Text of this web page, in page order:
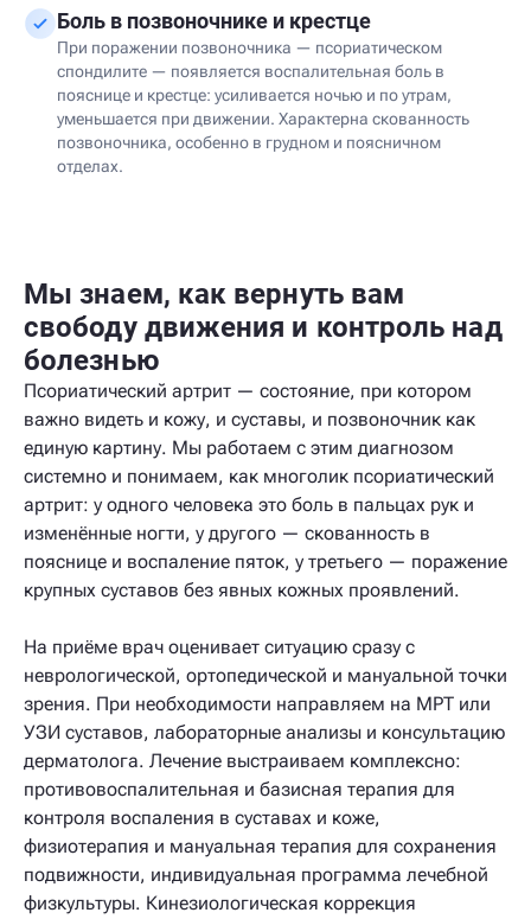
Боль в позвоночнике и крестце
При поражении позвоночника — псориатическом
спондилите — появляется воспалительная боль в
пояснице и крестце: усиливается ночью и по утрам,
уменьшается при движении. Характерна скованность
позвоночника, особенно в грудном и поясничном
отделах.
Мы знаем, как вернуть вам
свободу движения и контроль над
болезнью
Псориатический артрит — состояние, при котором
важно видеть и кожу, и суставы, и позвоночник как
единую картину. Мы работаем с этим диагнозом
системно и понимаем, как многолик псориатический
артрит: у одного человека это боль в пальцах рук и
изменённые ногти, у другого — скованность в
пояснице и воспаление пяток, у третьего — поражение
крупных суставов без явных кожных проявлений.
На приёме врач оценивает ситуацию сразу с
неврологической, ортопедической и мануальной точки
зрения. При необходимости направляем на МРТ или
УЗИ суставов, лабораторные анализы и консультацию
дерматолога. Лечение выстраиваем комплексно:
противовоспалительная и базисная терапия для
контроля воспаления в суставах и коже,
физиотерапия и мануальная терапия для сохранения
подвижности, индивидуальная программа лечебной
физкультуры. Кинезиологическая коррекция